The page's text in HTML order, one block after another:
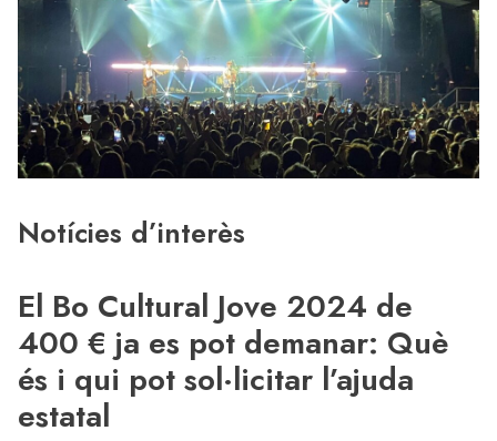
Notícies d’interès
El Bo Cultural Jove 2024 de
400 € ja es pot demanar: Què
és i qui pot sol·licitar l’ajuda
estatal